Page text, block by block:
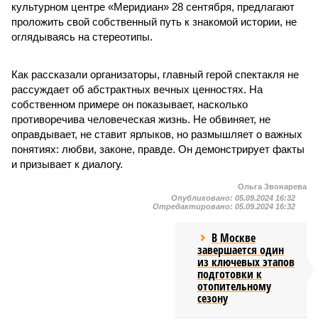
культурном центре «Меридиан» 28 сентября, предлагают
проложить свой собственный путь к знакомой истории, не
оглядываясь на стереотипы.
Как рассказали организаторы, главный герой спектакля не
рассуждает об абстрактных вечных ценностях. На
собственном примере он показывает, насколько
противоречива человеческая жизнь. Не обвиняет, не
оправдывает, не ставит ярлыков, но размышляет о важных
понятиях: любви, законе, правде. Он демонстрирует факты
и призывает к диалогу.
Ольга Звонарева
Опубликовано: 05.09.2024 16:32
Отредактировано: 05.09.2024 16:32
В Москве
завершается один
из ключевых этапов
подготовки к
отопительному
сезону